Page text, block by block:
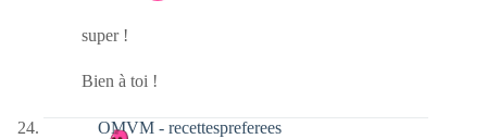
super !
Bien à toi !
OMVM - recettespreferees